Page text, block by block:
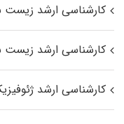
کارشناسی ارشد
کارشناسی ارشد زیست‌
کارشناسی ارشد